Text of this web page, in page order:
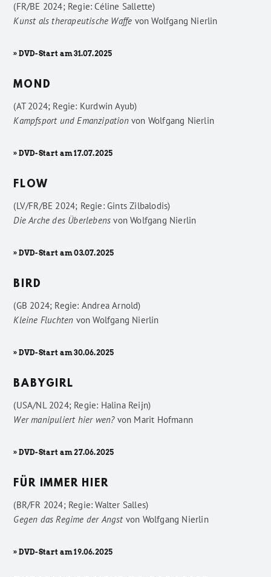
(FR/BE 2024; Regie: Céline Sallette)
Kunst als therapeutische Waffe vonWolfgang Nierlin
» DVD-Start am 31.07.2025
MOND
(AT 2024; Regie: Kurdwin Ayub)
Kampfsport und Emanzipationvon Wolfgang Nierlin
» DVD-Start am 17.07.2025
FLOW
(LV/FR/BE 2024; Regie: Gints Zilbalodis)
Die Arche des Überlebens vonWolfgang Nierlin
» DVD-Start am 03.07.2025
BIRD
(GB 2024; Regie: Andrea Arnold)
Kleine Fluchten vonWolfgang Nierlin
» DVD-Start am 30.06.2025
BABYGIRL
(USA/NL 2024; Regie: Halina Reijn)
Wer manipuliert hier wen?von Marit Hofmann
» DVD-Start am 27.06.2025
FÜR IMMER HIER
(BR/FR 2024; Regie: Walter Salles)
Gegen das Regime der Angstvon Wolfgang Nierlin
» DVD-Start am 19.06.2025